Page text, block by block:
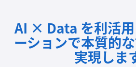
AI × Data を利活
ーションで本質的
実現しま